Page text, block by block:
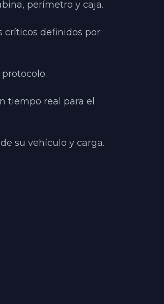
perímetro y caja.
críticos definidos por
tiempo real para el
su vehículo y carga.